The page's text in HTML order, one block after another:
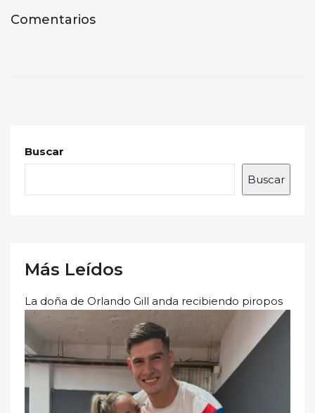
Comentarios
Buscar
Buscar
Más Leídos
La doña de Orlando Gill anda recibiendo piropos